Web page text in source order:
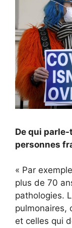
De qui
personnes
« Par
plus de 70
pathologies.
pulmonaires,
et celles qui